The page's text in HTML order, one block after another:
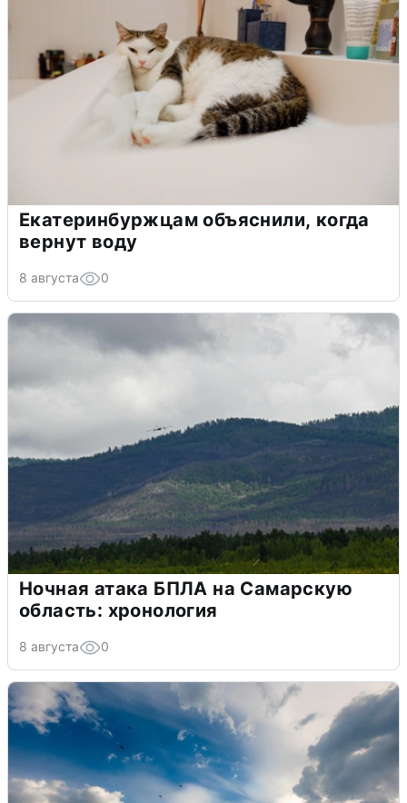
Екатеринбуржцам объяснили, когда
вернут воду
8 августа 0
Ночная атака БПЛА на Самарскую
область: хронология
8 августа 0